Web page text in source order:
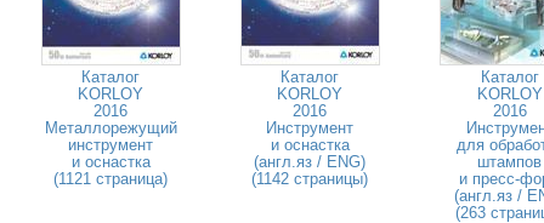
Каталог
KORLOY
2016
Металлорежущий
инструмент
и оснастка
(1121 страница)
Каталог
KORLOY
2016
Инструмент
и оснастка
(англ.яз / ENG)
(1142 страницы)
Каталог
KORLOY
2016
для
штампов
и пресс-
(англ.яз /
(263